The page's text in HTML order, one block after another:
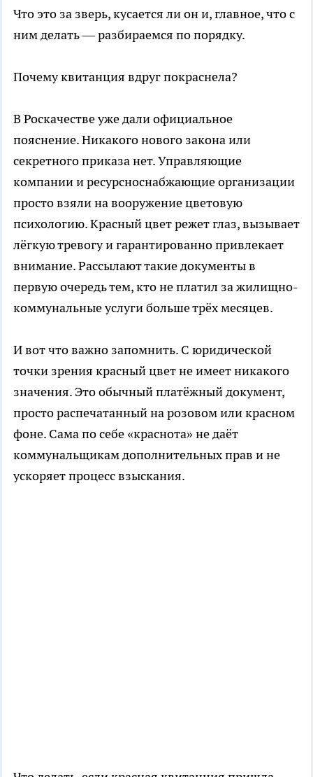
Что это за зверь, кусается ли он и, главное, что с
ним делать — разбираемся по порядку.
Почему квитанция вдруг покраснела?
В Роскачестве уже дали официальное
пояснение. Никакого нового закона или
секретного приказа нет. Управляющие
компании и ресурсноснабжающие организации
просто взяли на вооружение цветовую
психологию. Красный цвет режет глаз, вызывает
лёгкую тревогу и гарантированно привлекает
внимание. Рассылают такие документы в
первую очередь тем, кто не платил за жилищно-
коммунальные услуги больше трёх месяцев.
И вот что важно запомнить. С юридической
точки зрения красный цвет не имеет никакого
значения. Это обычный платёжный документ,
просто распечатанный на розовом или красном
фоне. Сама по себе «краснота» не даёт
коммунальщикам дополнительных прав и не
ускоряет процесс взыскания.